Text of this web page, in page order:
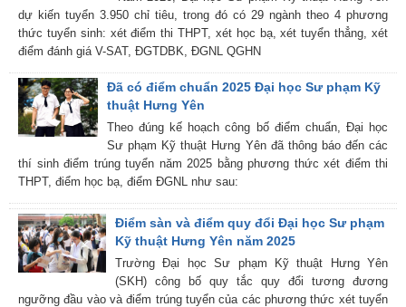
dự kiến tuyển 3.950 chỉ tiêu, trong đó có 29 ngành theo 4 phương
thức tuyển sinh: xét điểm thi THPT, xét học bạ, xét tuyển thẳng, xét
điểm đánh giá V-SAT, ĐGTDBK, ĐGNL QGHN
Đã có điểm chuẩn 2025 Đại học Sư phạm Kỹ
thuật Hưng Yên
Theo đúng kế hoạch công bố điểm chuẩn, Đại học
Sư phạm Kỹ thuật Hưng Yên đã thông báo đến các
thí sinh điểm trúng tuyển năm 2025 bằng phương thức xét điểm thi
THPT, điểm học bạ, điểm ĐGNL như sau:
Điểm sàn và điểm quy đổi Đại học Sư phạm
Kỹ thuật Hưng Yên năm 2025
Trường Đại học Sư phạm Kỹ thuật Hưng Yên
(SKH) công bố quy tắc quy đổi tương đương
ngưỡng đầu vào và điểm trúng tuyển của các phương thức xét tuyển